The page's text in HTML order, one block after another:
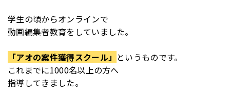
学生の頃からオンラインで
動画編集者教育をしていました。
「アオの案件獲得スクール」 というものです。
これまでに1000名以上の方へ
指導してきました。